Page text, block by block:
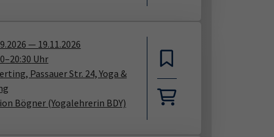
— 19.11.2026
–20:30 Uhr
Passauer Str. 24, Yoga &
Bögner (Yogalehrerin BDY)